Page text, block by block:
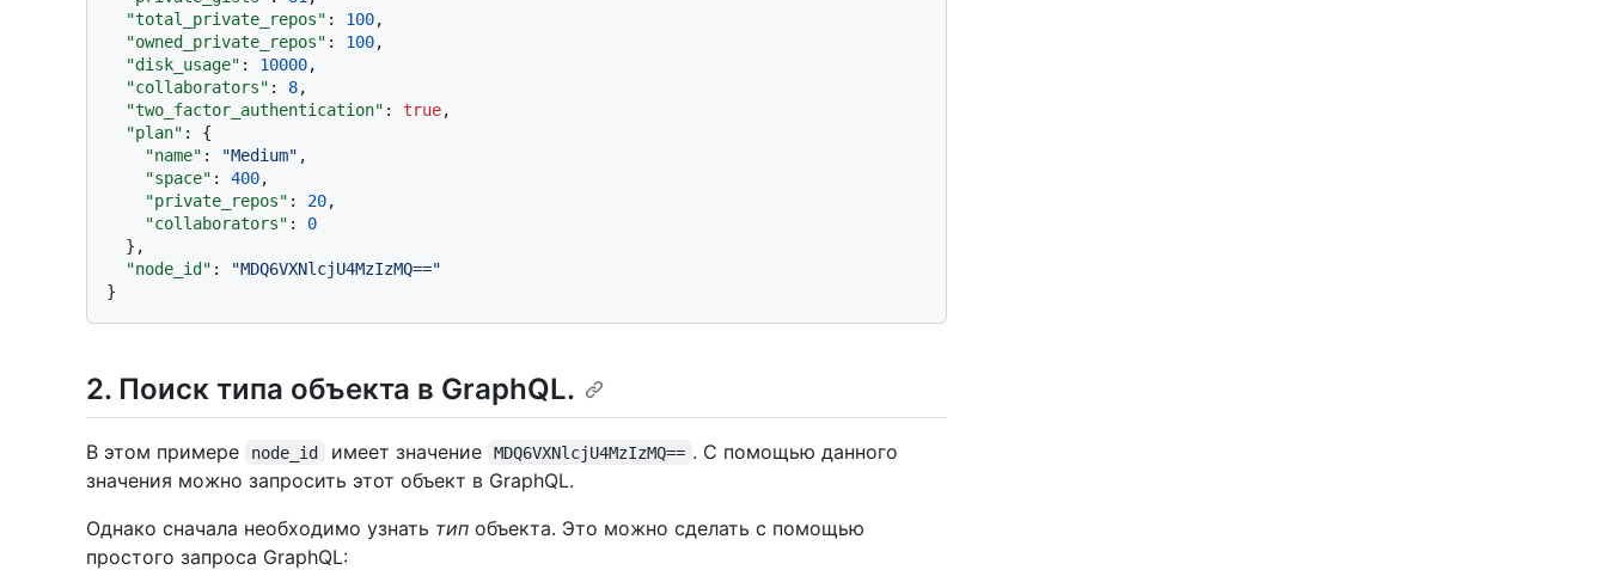
"total_private_repos" : 100,
"owned_private_repos" : 100,
"disk_usage" : 10000,
"collaborators" : 8,
"two_factor_authentication" : true,
"plan" :
{
"name" : "Medium" ,
"space" : 400,
"private_repos" : 20,
"collaborators" :
0
} ,
"node_id" :
"MDQ6VXNlcjU4MzIzMQ=="
}
2. Поиск типа объекта в GraphQL.
В этом примере node_id имеет значение MDQ6VXNlcjU4MzIzMQ== . С помощью данного
значения можно запросить этот объект в GraphQL.
Однако сначала необходимо узнать тип объекта. Это можно сделать с помощью
простого запроса GraphQL: